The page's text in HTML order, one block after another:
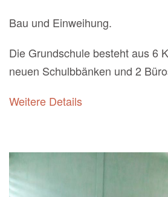
Bau und Einweihung.
Die Grundschule besteht aus 6
neuen Schulbbänken und 2
Weitere Details